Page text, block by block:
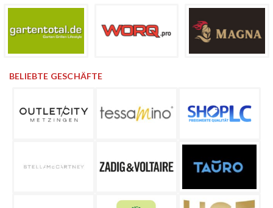
BELIEBTE GESCHÄFTE